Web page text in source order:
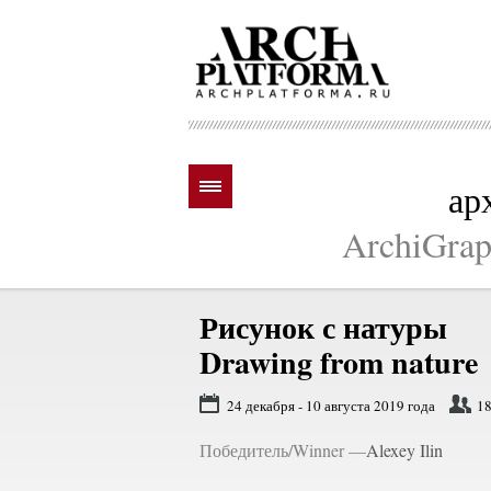
Рисунок с натуры
Drawing from nature
24 декабря - 10 августа 2019 года
Победитель/Winner —Alexey Ilin